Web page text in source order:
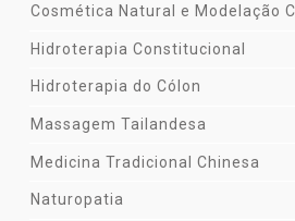
Cosmética Natural e Modelação
Hidroterapia Constitucional
Hidroterapia do Cólon
Massagem Tailandesa
Medicina Tradicional Chinesa
Naturopatia